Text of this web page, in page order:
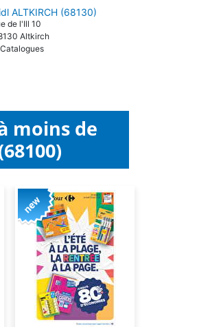
ALTKIRCH (68130)
de l'Ill 10
Altkirch
moins de